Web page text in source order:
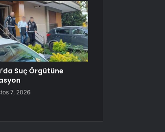
Suç Örgütüne
7, 2026